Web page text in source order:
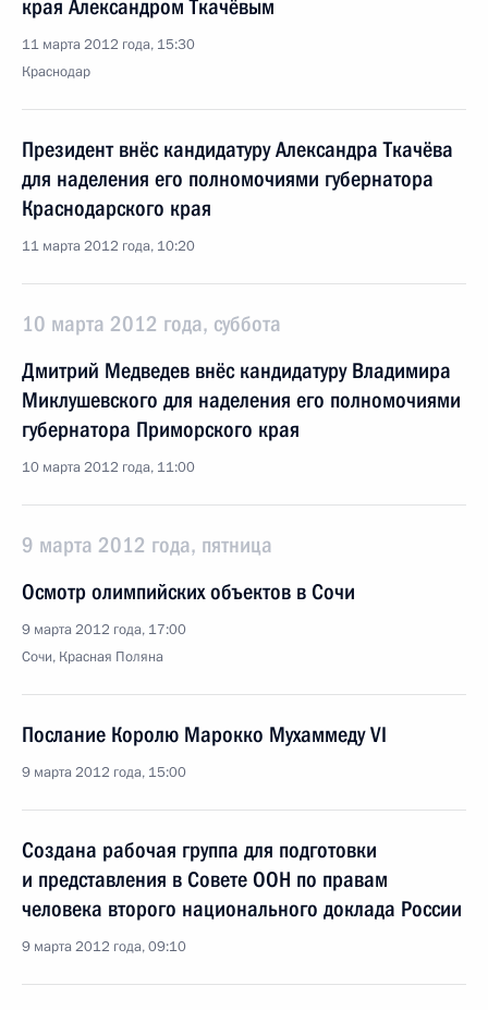
края Александром Ткачёвым
11 марта 2012 года, 15:30
Краснодар
Президент внёс кандидатуру Александра Ткачёва
для наделения его полномочиями губернатора
Краснодарского края
11 марта 2012 года, 10:20
10 марта 2012 года, суббота
Дмитрий Медведев внёс кандидатуру Владимира
Миклушевского для наделения его полномочиями
губернатора Приморского края
10 марта 2012 года, 11:00
9 марта 2012 года, пятница
Осмотр олимпийских объектов в Сочи
9 марта 2012 года, 17:00
Сочи, Красная Поляна
Послание Королю Марокко Мухаммеду VI
9 марта 2012 года, 15:00
Создана рабочая группа для подготовки
и представления в Совете ООН по правам
человека второго национального доклада России
9 марта 2012 года, 09:10